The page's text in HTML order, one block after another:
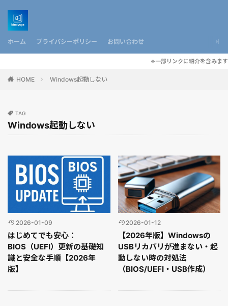
ホーム プライバシーポリシー お問い合わせ
※一部リンクに紹介を含みます
HOME Windows起動しない
TAG
Windows起動しない
2026-01-09
はじめてでも安心：
BIOS（UEFI）更新の基礎知
識と安全な手順【2026年
版】
2026-01-12
【2026年版】Windowsの
USBリカバリが進まない・起
動しない時の対処法
（BIOS/UEFI・USB作成）